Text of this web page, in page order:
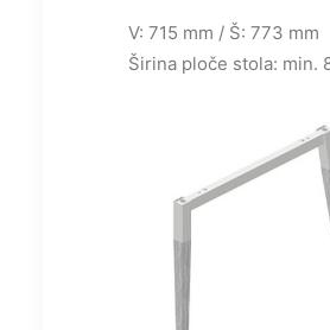
V: 715 mm / Š: 773 mm
Širina ploče stola: min.